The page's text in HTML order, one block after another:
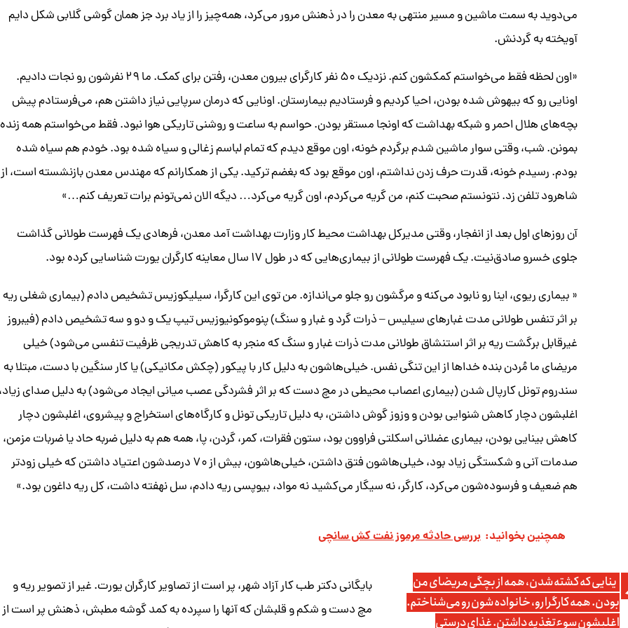
می‌دوید به سمت ماشین و مسیر منتهی به معدن را در ذهنش مرور می‌کرد، همه‌چیز را از یاد برد جز همان گوشی گلابی شکل دایم
آویخته به گردنش.
«اون لحظه فقط می‌خواستم کمکشون کنم. نزدیک ۵۰ نفر کارگرای بیرون معدن، رفتن برای کمک. ما ۲۹ نفرشون رو نجات دادیم.
اونایی رو که بیهوش شده بودن، احیا کردیم و فرستادیم بیمارستان. اونایی که درمان سرپایی نیاز داشتن هم، می‌فرستادم پیش
بچه‌های هلال احمر و شبکه بهداشت که اونجا مستقر بودن. حواسم به ساعت و روشنی تاریکی هوا نبود. فقط می‌خواستم همه زنده
بمونن. شب، وقتی سوار ماشین شدم برگردم خونه، اون موقع دیدم که تمام لباسم زغالی و سیاه شده بود. خودم هم سیاه شده
بودم. رسیدم خونه، قدرت حرف زدن نداشتم، اون موقع بود که بغضم ترکید. یکی از همکارانم که مهندس معدن بازنشسته است، از
شاهرود تلفن زد. نتونستم صحبت کنم، من گریه می‌کردم، اون گریه می‌کرد… دیگه الان نمی‌تونم برات تعریف کنم…»
آن روزهای اول بعد از انفجار، وقتی مدیرکل بهداشت محیط کار وزارت بهداشت آمد معدن، فرهادی یک فهرست طولانی گذاشت
جلوی خسرو صادق‌نیت. یک فهرست طولانی از بیماری‌هایی که در طول ۱۷ سال معاینه کارگران یورت شناسایی کرده بود.
« بیماری ریوی، اینا رو نابود می‌کنه و مرگشون رو جلو می‌اندازه. من توی این کارگرا، سیلیکوزیس تشخیص دادم (بیماری شغلی ریه
بر اثر تنفس طولانی مدت غبارهای سیلیس – ذرات گرد و غبار و سنگ) پنوموکونیوزیس تیپ یک و دو و سه تشخیص دادم (فیبروز
غیرقابل برگشت ریه بر اثر استنشاق طولانی مدت ذرات غبار و سنگ که منجر به کاهش تدریجی ظرفیت تنفسی می‌شود) خیلی
مریضای ما مُردن بنده خداها از این تنگی نفس. خیلی‌هاشون به دلیل کار با پیکور (چکش مکانیکی) یا کار سنگین با دست، مبتلا به
سندروم تونل کارپال شدن (بیماری اعصاب محیطی در مچ دست که بر اثر فشردگی عصب میانی ایجاد می‌شود) به دلیل صدای
اغلبشون دچار کاهش شنوایی بودن و وزوز گوش داشتن، به دلیل تاریکی تونل و کارگاه‌های استخراج و پیشروی، اغلبشون دچار
کاهش بینایی بودن، بیماری عضلانی اسکلتی فراوون بود، ستون فقرات، کمر، گردن، پا، همه هم به دلیل ضربه حاد یا ضربات مزمن،
صدمات آنی و شکستگی زیاد بود، خیلی‌هاشون فتق داشتن، خیلی‌هاشون، بیش از ۷۰ درصدشون اعتیاد داشتن که خیلی زودتر
هم ضعیف و فرسوده‌شون می‌کرد، کارگر، نه سیگار می‌کشید نه مواد، بیوپسی ریه دادم، سل نهفته داشت، کل ریه داغون بود.»
همچنین بخوانید: بررسی حادثه مرموز نفت کش سانچی
ینایی که کشته شدن، همه از بچگی مریضای من
بودن. همه کارگرا رو، خانواده شون رو می‌شناختم.
اغلبشون سوءتغذیه داشتن. غذای درستی
بایگانی دکتر طب کار آزاد شهر، پر است از تصاویر کارگران یورت. غیر از تصویر ریه و
مچ دست و شکم و قلبشان که آنها را سپرده به کمد گوشه مطبش، ذهنش پر است از